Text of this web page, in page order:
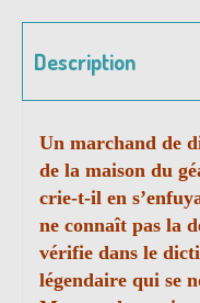
Description
Un marchand de
de la maison du
crie-t-il en
ne connaît pas la
vérifie dans le
légendaire qui se